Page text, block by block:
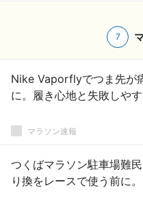
7
Nike Vaporflyでつま先が
に。履き心地と失敗しやす
マラソン速報
つくばマラソン駐車場難
り換をレースで使う前に